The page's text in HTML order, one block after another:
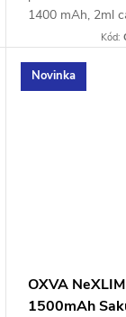
1400 mAh, 2ml
plněním a
Kód:
Novinka
OXVA
1500mAh